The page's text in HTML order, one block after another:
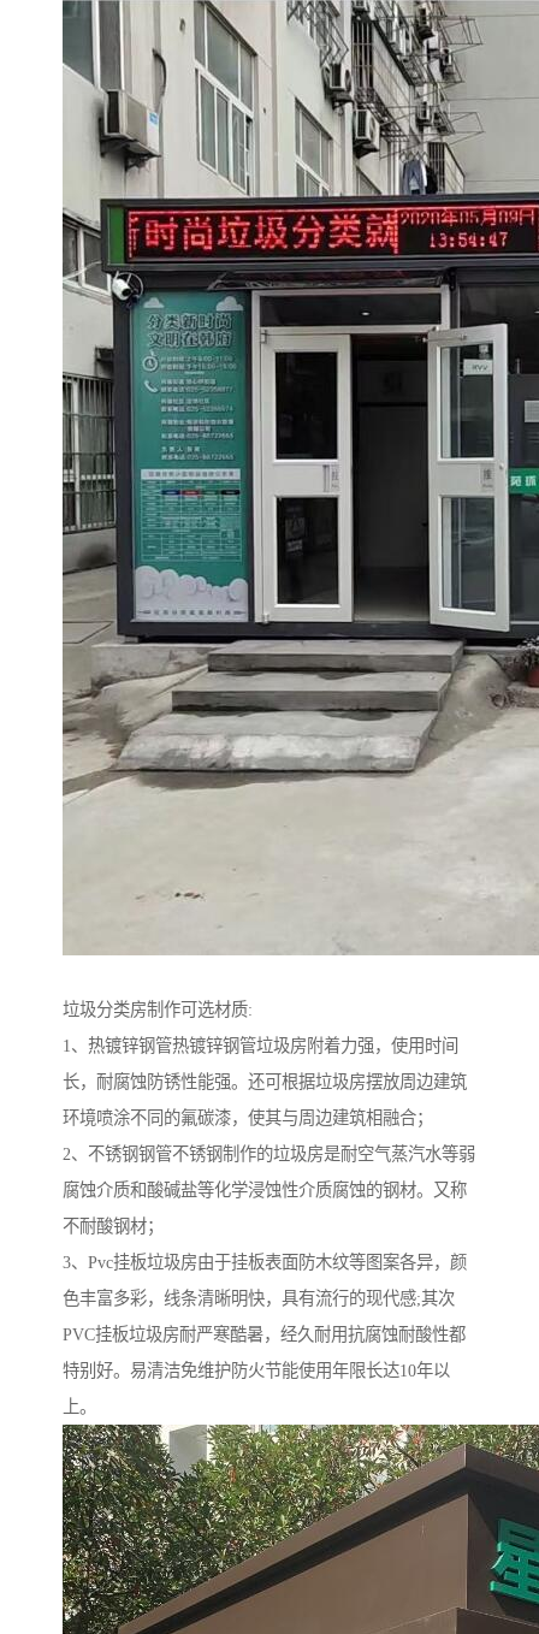
垃圾分类房制作可选材质:
1、热镀锌钢管热镀锌钢管垃圾房附着力强，使用时间
长，耐腐蚀防锈性能强。还可根据垃圾房摆放周边建筑
环境喷涂不同的氟碳漆，使其与周边建筑相融合；
2、不锈钢钢管不锈钢制作的垃圾房是耐空气蒸汽水等弱
腐蚀介质和酸碱盐等化学浸蚀性介质腐蚀的钢材。又称
不耐酸钢材；
3、Pvc挂板垃圾房由于挂板表面防木纹等图案各异，颜
色丰富多彩，线条清晰明快，具有流行的现代感;其次
PVC挂板垃圾房耐严寒酷暑，经久耐用抗腐蚀耐酸性都
特别好。易清洁免维护防火节能使用年限长达10年以
上。